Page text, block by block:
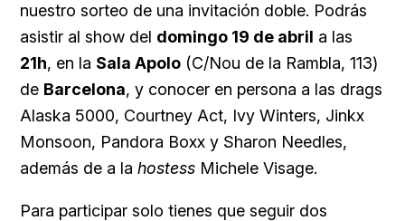
nuestro sorteo de una invitación doble. Podrás
asistir al show del domingo 19 de abril a las
21h, en la Sala Apolo (C/Nou de la Rambla, 113)
de Barcelona, y conocer en persona a las drags
Alaska 5000, Courtney Act, Ivy Winters, Jinkx
Monsoon, Pandora Boxx y Sharon Needles,
además de a la hostess Michele Visage.
Para participar solo tienes que seguir dos